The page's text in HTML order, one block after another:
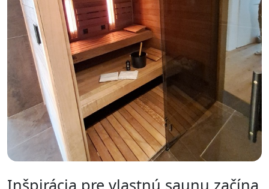
Inšpirácia pre vlastnú saunu začína